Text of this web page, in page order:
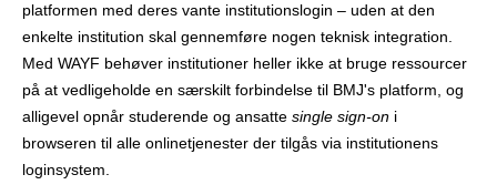
platformen med deres vante institutions­login – uden at den
enkelte institution skal gennemføre nogen teknisk integration.
Med WAYF behøver institutioner heller ikke at bruge ressourcer
på at vedligeholde en særskilt forbindelse til BMJ's platform, og
alligevel opnår studerende og ansatte single sign-on i
browseren til alle online­tjenester der tilgås via institutionens
login­system.